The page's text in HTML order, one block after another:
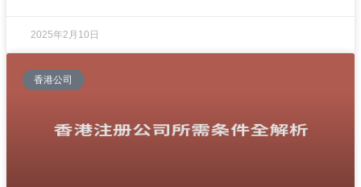
2025年2月10日
香港公司